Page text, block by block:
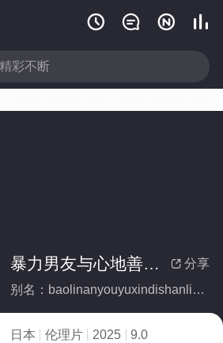
   
 分享
暴力男友与心地善良的鳏夫
别名：baolinanyouyuxindishanliangdeguanfu
日本 伦理片 2025
9.0